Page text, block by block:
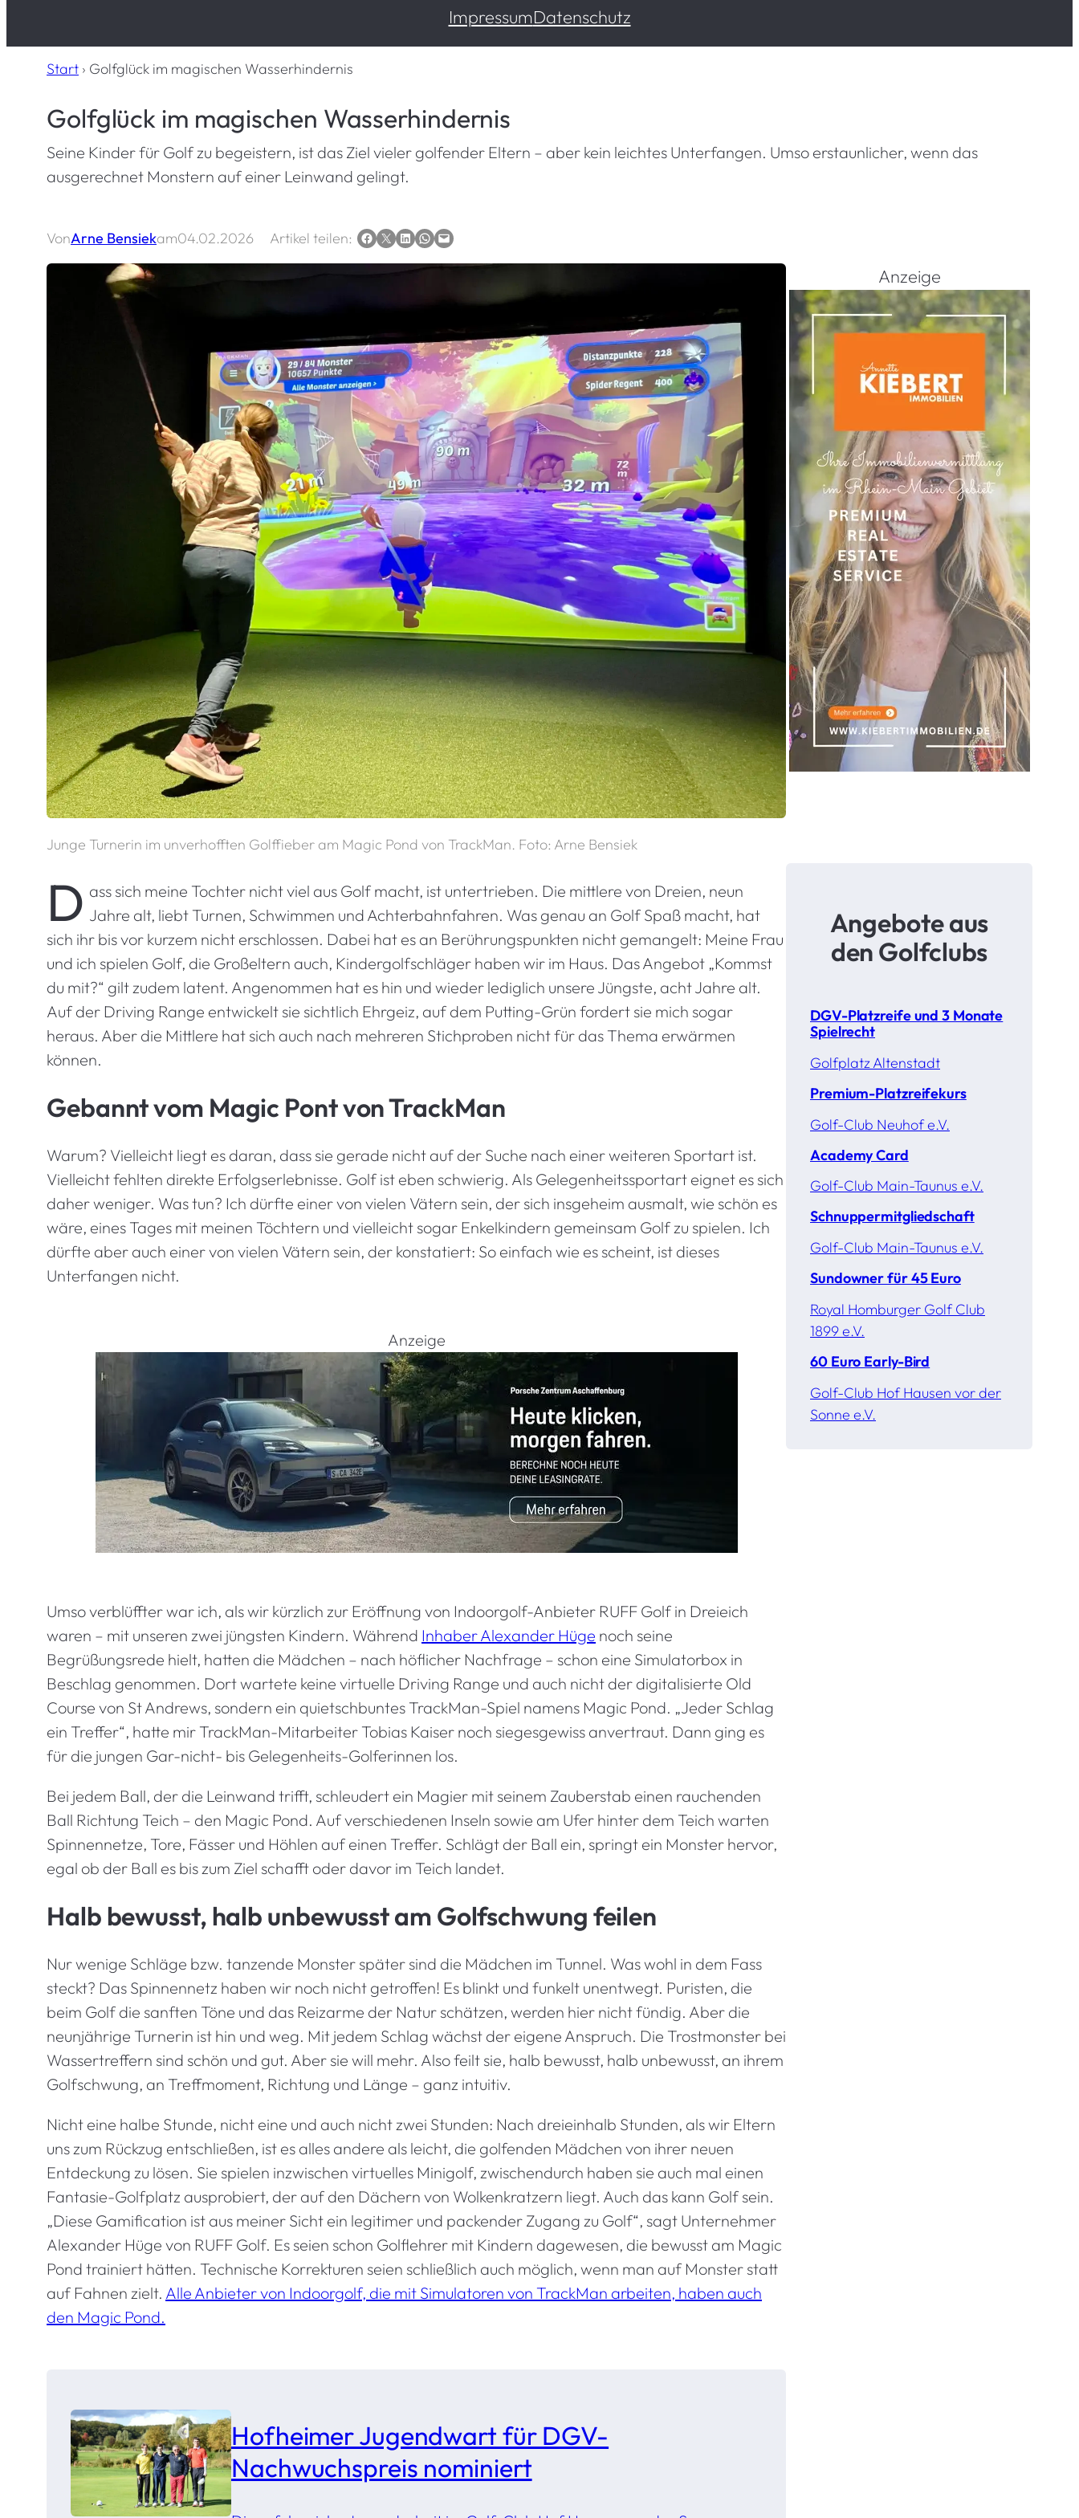
ImpressumDatenschutz
Start › Golfglück im magischen Wasserhindernis
Golfglück im magischen Wasserhindernis
Seine Kinder für Golf zu begeistern, ist das Ziel vieler golfender Eltern – aber kein leichtes Unterfangen. Umso erstaunlicher, wenn das
ausgerechnet Monstern auf einer Leinwand gelingt.
VonArne Bensiekam04.02.2026 Artikel teilen: Auf Facebook teilenAuf X teilenAuf LinkedIn teilenVia WhatsApp teilenVia E-Mail teilen
Junge Turnerin im unverhofften Golffieber am Magic Pond von TrackMan. Foto: Arne Bensiek
Anzeige
D ass sich meine Tochter nicht viel aus Golf macht, ist untertrieben. Die mittlere von Dreien, neun
Jahre alt, liebt Turnen, Schwimmen und Achterbahnfahren. Was genau an Golf Spaß macht, hat
sich ihr bis vor kurzem nicht erschlossen. Dabei hat es an Berührungspunkten nicht gemangelt: Meine Frau
und ich spielen Golf, die Großeltern auch, Kindergolfschläger haben wir im Haus. Das Angebot „Kommst
du mit?“ gilt zudem latent. Angenommen hat es hin und wieder lediglich unsere Jüngste, acht Jahre alt.
Auf der Driving Range entwickelt sie sichtlich Ehrgeiz, auf dem Putting-Grün fordert sie mich sogar
heraus. Aber die Mittlere hat sich auch nach mehreren Stichproben nicht für das Thema erwärmen
können.
Gebannt vom Magic Pont von TrackMan
Warum? Vielleicht liegt es daran, dass sie gerade nicht auf der Suche nach einer weiteren Sportart ist.
Vielleicht fehlten direkte Erfolgserlebnisse. Golf ist eben schwierig. Als Gelegenheitssportart eignet es sich
daher weniger. Was tun? Ich dürfte einer von vielen Vätern sein, der sich insgeheim ausmalt, wie schön es
wäre, eines Tages mit meinen Töchtern und vielleicht sogar Enkelkindern gemeinsam Golf zu spielen. Ich
dürfte aber auch einer von vielen Vätern sein, der konstatiert: So einfach wie es scheint, ist dieses
Unterfangen nicht.
Anzeige
Umso verblüffter war ich, als wir kürzlich zur Eröffnung von Indoorgolf-Anbieter RUFF Golf in Dreieich
waren – mit unseren zwei jüngsten Kindern. Während Inhaber Alexander Hüge noch seine
Begrüßungsrede hielt, hatten die Mädchen – nach höflicher Nachfrage – schon eine Simulatorbox in
Beschlag genommen. Dort wartete keine virtuelle Driving Range und auch nicht der digitalisierte Old
Course von St Andrews, sondern ein quietschbuntes TrackMan-Spiel namens Magic Pond. „Jeder Schlag
ein Treffer“, hatte mir TrackMan-Mitarbeiter Tobias Kaiser noch siegesgewiss anvertraut. Dann ging es
für die jungen Gar-nicht- bis Gelegenheits-Golferinnen los.
Bei jedem Ball, der die Leinwand trifft, schleudert ein Magier mit seinem Zauberstab einen rauchenden
Ball Richtung Teich – den Magic Pond. Auf verschiedenen Inseln sowie am Ufer hinter dem Teich warten
Spinnennetze, Tore, Fässer und Höhlen auf einen Treffer. Schlägt der Ball ein, springt ein Monster hervor,
egal ob der Ball es bis zum Ziel schafft oder davor im Teich landet.
Halb bewusst, halb unbewusst am Golfschwung feilen
Nur wenige Schläge bzw. tanzende Monster später sind die Mädchen im Tunnel. Was wohl in dem Fass
steckt? Das Spinnennetz haben wir noch nicht getroffen! Es blinkt und funkelt unentwegt. Puristen, die
beim Golf die sanften Töne und das Reizarme der Natur schätzen, werden hier nicht fündig. Aber die
neunjährige Turnerin ist hin und weg. Mit jedem Schlag wächst der eigene Anspruch. Die Trostmonster bei
Wassertreffern sind schön und gut. Aber sie will mehr. Also feilt sie, halb bewusst, halb unbewusst, an ihrem
Golfschwung, an Treffmoment, Richtung und Länge – ganz intuitiv.
Nicht eine halbe Stunde, nicht eine und auch nicht zwei Stunden: Nach dreieinhalb Stunden, als wir Eltern
uns zum Rückzug entschließen, ist es alles andere als leicht, die golfenden Mädchen von ihrer neuen
Entdeckung zu lösen. Sie spielen inzwischen virtuelles Minigolf, zwischendurch haben sie auch mal einen
Fantasie-Golfplatz ausprobiert, der auf den Dächern von Wolkenkratzern liegt. Auch das kann Golf sein.
„Diese Gamification ist aus meiner Sicht ein legitimer und packender Zugang zu Golf“, sagt Unternehmer
Alexander Hüge von RUFF Golf. Es seien schon Golflehrer mit Kindern dagewesen, die bewusst am Magic
Pond trainiert hätten. Technische Korrekturen seien schließlich auch möglich, wenn man auf Monster statt
auf Fahnen zielt. Alle Anbieter von Indoorgolf, die mit Simulatoren von TrackMan arbeiten, haben auch
den Magic Pond.
Hofheimer Jugendwart für DGV-
Nachwuchspreis nominiert
Angebote aus
den Golfclubs
DGV-Platzreife und 3 Monate
Spielrecht
Golfplatz Altenstadt
Premium-Platzreifekurs
Golf-Club Neuhof e.V.
Academy Card
Golf-Club Main-Taunus e.V.
Schnuppermitgliedschaft
Golf-Club Main-Taunus e.V.
Sundowner für 45 Euro
Royal Homburger Golf Club
1899 e.V.
60 Euro Early-Bird
Golf-Club Hof Hausen vor der
Sonne e.V.